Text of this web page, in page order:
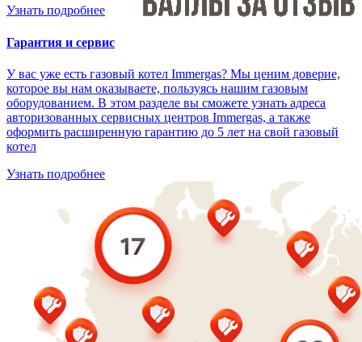
Узнать подробнее
Гарантия и сервис
У вас уже есть газовый котел Immergas? Мы ценим доверие,
которое вы нам оказываете, пользуясь нашим газовым
оборудованием. В этом разделе вы сможете узнать адреса
авторизованных сервисных центров Immergas, а также
оформить расширенную гарантию до 5 лет на свой газовый
котел
Узнать подробнее